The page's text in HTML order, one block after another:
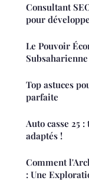
Consultant
pour
Le Pouvoir
Top astuces
parfaite
Auto casse 25
adaptés !
Comment
: Une